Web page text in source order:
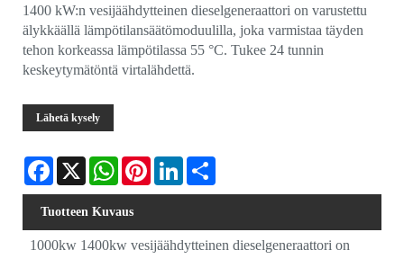
1400 kW:n vesijäähdytteinen dieselgeneraattori on varustettu
älykkäällä lämpötilansäätömoduulilla, joka varmistaa täyden
tehon korkeassa lämpötilassa 55 °C. Tukee 24 tunnin
keskeytymätöntä virtalähdettä.
Lähetä kysely
Facebook
X WhatsAppPinterestLinkedIn
Tuotteen Kuvaus
1000kw 1400kw vesijäähdytteinen dieselgeneraattori on